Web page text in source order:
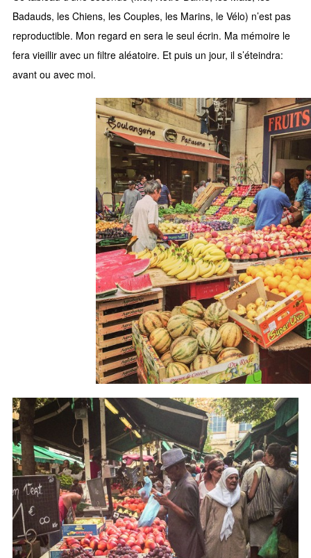
Badauds, les Chiens, les Couples, les Marins, le Vélo) n’est pas
reproductible. Mon regard en sera le seul écrin. Ma mémoire le
fera vieillir avec un filtre aléatoire. Et puis un jour, il s’éteindra:
avant ou avec moi.